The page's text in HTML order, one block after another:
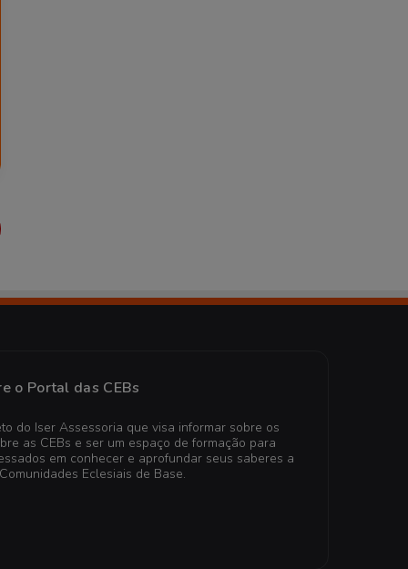
o Portal das CEBs
do Iser Assessoria que visa informar sobre os
as CEBs e ser um espaço de formação para
em conhecer e aprofundar seus saberes a
Eclesiais de Base.